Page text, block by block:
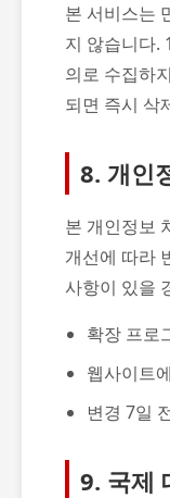
본 서비스는
지 않습니다.
의로 수집하
되면 즉시 삭
8. 개인
본 개인정보
개선에 따라
사항이 있을
확장 프로
웹사이트
변경 7일
9. 국제